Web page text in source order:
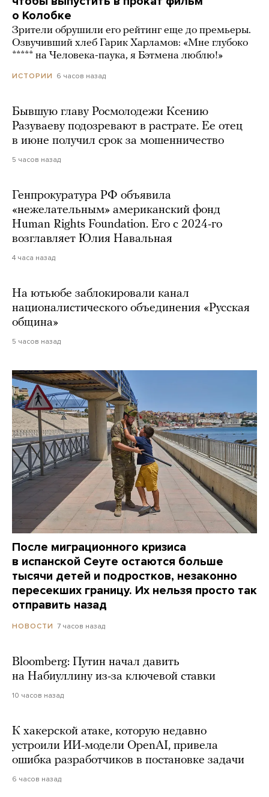
о Колобке
Зрители обрушили его рейтинг еще до премьеры.
Озвучивший хлеб Гарик Харламов: «Мне глубоко
***** на Человека-паука, я Бэтмена люблю!»
ИСТОРИИ 6 часов назад
Бывшую главу Росмолодежи Ксению
Разуваеву подозревают в растрате. Ее отец
в июне получил срок за мошенничество
5 часов назад
Генпрокуратура РФ объявила
«нежелательным» американский фонд
Human Rights Foundation. Его с 2024-го
возглавляет Юлия Навальная
4 часа назад
На ютьюбе заблокировали канал
националистического объединения «Русская
община»
5 часов назад
После миграционного кризиса
в испанской Сеуте остаются больше
тысячи детей и подростков, незаконно
пересекших границу. Их нельзя просто так
отправить назад
НОВОСТИ 7 часов назад
Bloomberg: Путин начал давить
на Набиуллину из-за ключевой ставки
10 часов назад
К хакерской атаке, которую недавно
устроили ИИ-модели OpenAI, привела
ошибка разработчиков в постановке задачи
6 часов назад